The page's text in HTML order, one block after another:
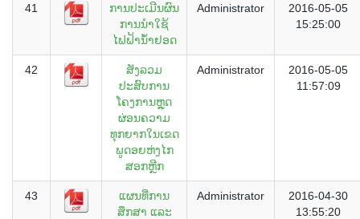
41
ການປະເມີນຜົນ
ການນຳໃຊ້
ໄຟຟ້ານ້ຳຢອດ
Administrator
2016-05-05
15:25:00
42
ສັງລວມ
ປະສົບການ
ໂຄງການຫຼຸດ
ຜ່ອນຄວາມ
ທຸກຍາກໃນເຂດ
ພູດອຍຫ່ງໄກ
ສອກຫຼີກ
Administrator
2016-05-05
11:57:09
43
ແຜນທີ່ການ
ສຶກສາ ແລະ
Administrator
2016-04-30
13:55:20